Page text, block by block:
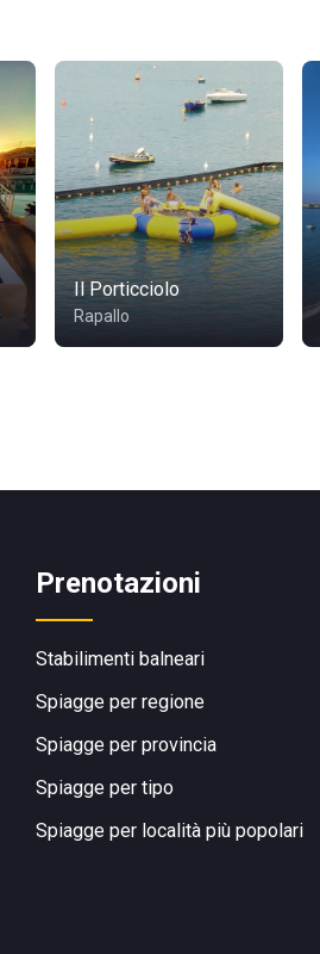
Il Porticciolo
Rapallo
Prenotazioni
Stabilimenti balneari
Spiagge per regione
Spiagge per provincia
Spiagge per tipo
Spiagge per località più popolari